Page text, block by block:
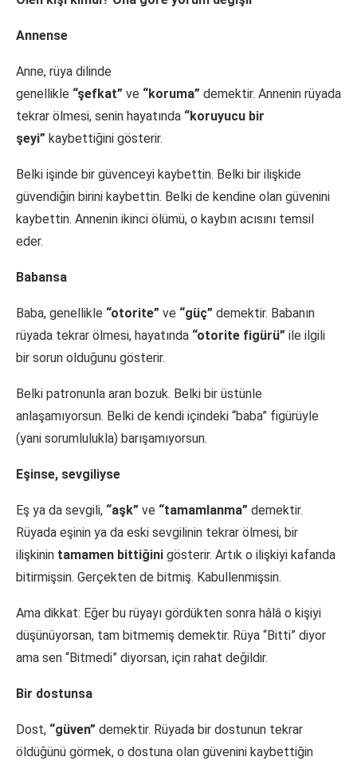
Annense
Anne, rüya dilinde
genellikle “şefkat” ve “koruma” demektir. Annenin rüyada
tekrar ölmesi, senin hayatında “koruyucu bir
şeyi” kaybettiğini gösterir.
Belki işinde bir güvenceyi kaybettin. Belki bir ilişkide
güvendiğin birini kaybettin. Belki de kendine olan güvenini
kaybettin. Annenin ikinci ölümü, o kaybın acısını temsil
eder.
Babansa
Baba, genellikle “otorite” ve “güç” demektir. Babanın
rüyada tekrar ölmesi, hayatında “otorite figürü” ile ilgili
bir sorun olduğunu gösterir.
Belki patronunla aran bozuk. Belki bir üstünle
anlaşamıyorsun. Belki de kendi içindeki “baba” figürüyle
(yani sorumlulukla) barışamıyorsun.
Eşinse, sevgiliyse
Eş ya da sevgili, “aşk” ve “tamamlanma” demektir.
Rüyada eşinin ya da eski sevgilinin tekrar ölmesi, bir
ilişkinin tamamen bittiğini gösterir. Artık o ilişkiyi kafanda
bitirmişsin. Gerçekten de bitmiş. Kabullenmişsin.
Ama dikkat: Eğer bu rüyayı gördükten sonra hâlâ o kişiyi
düşünüyorsan, tam bitmemiş demektir. Rüya “Bitti” diyor
ama sen “Bitmedi” diyorsan, için rahat değildir.
Bir dostunsa
Dost, “güven” demektir. Rüyada bir dostunun tekrar
öldüğünü görmek, o dostuna olan güvenini kaybettiğin